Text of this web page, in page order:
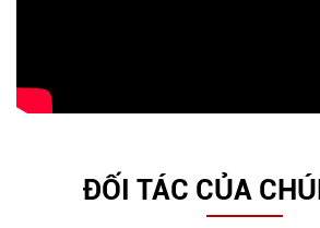
ĐỐI TÁC CỦA